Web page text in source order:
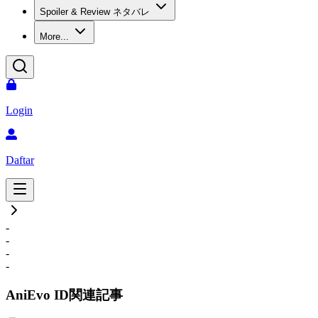
Spoiler & Review ネタバレ
More...
Login
Daftar
-
-
-
-
AniEvo ID関連記事